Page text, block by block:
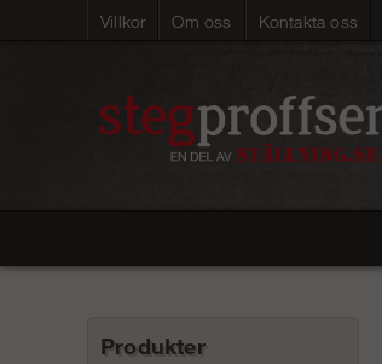
Villkor Om oss Kontakta oss
Produkter